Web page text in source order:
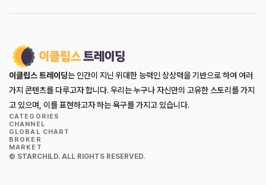
이클립스 트레이딩는 인간이 지닌 위대한 능력인 상상력을 기반으로 하여 여러
가지 콘텐츠를 다루고자 합니다. 우리는 누구나 자신만의 고유한 스토리를 가지
고 있으며, 이를 표현하고자 하는 욕구를 가지고 있습니다.
CATEGORIES
CHANNEL
GLOBAL CHART
BROKER
MARKET
© STARCHILD. ALL RIGHTS RESERVED.